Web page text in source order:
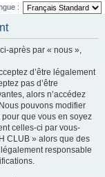
r
:
après par « nous »,
d’être légalement
pas d’être
alors n’accédez
pouvons modifier
que vous en soyez
celles-ci par vous-
CLUB » alors que des
responsable